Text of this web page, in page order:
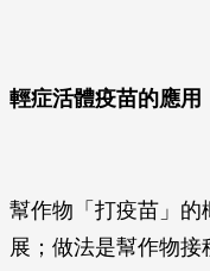
輕症活體疫苗的應用
幫作物「打疫苗」的
展；做法是幫作物